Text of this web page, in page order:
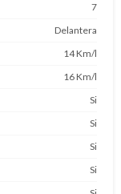
7
Delantera
14 Km/l
16 Km/l
Si
Si
Si
Si